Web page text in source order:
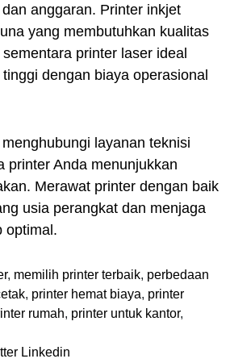
anggaran. Printer inkjet
yang membutuhkan kualitas
printer laser ideal
dengan biaya operasional
layanan teknisi
printer Anda menunjukkan
Merawat printer dengan baik
usia perangkat dan menjaga
optimal.
, memilih printer terbaik, perbedaan
, printer hemat biaya, printer
rumah, printer untuk kantor,
Linkedin